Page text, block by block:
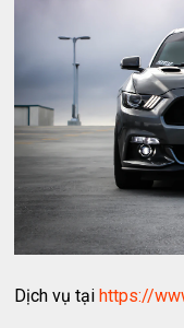
Dịch vụ tại https://